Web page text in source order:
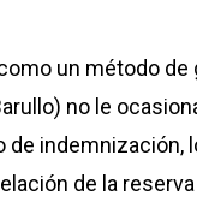
un método
no le
de la